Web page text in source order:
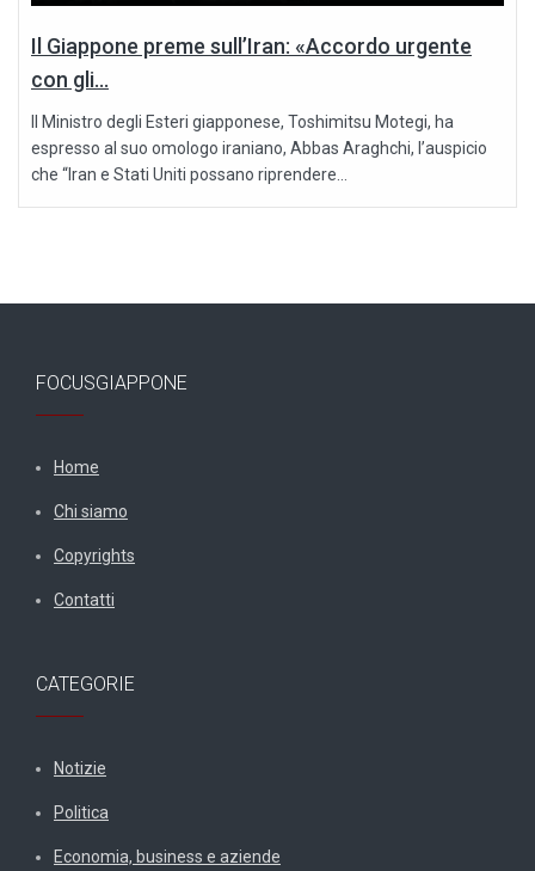
Il Giappone preme sull’Iran: «Accordo urgente
con gli...
Il Ministro degli Esteri giapponese, Toshimitsu Motegi, ha
espresso al suo omologo iraniano, Abbas Araghchi, l’auspicio
che “Iran e Stati Uniti possano riprendere...
FOCUSGIAPPONE
Home
Chi siamo
Copyrights
Contatti
CATEGORIE
Notizie
Politica
Economia, business e aziende